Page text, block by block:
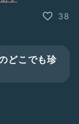
38
どこでも珍